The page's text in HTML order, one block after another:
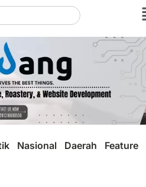
Nasional Daerah Feature